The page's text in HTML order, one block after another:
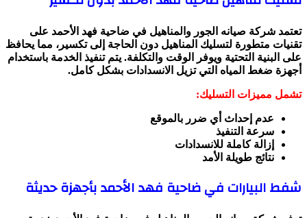
تعتمد شركة صيانه الجور والمناهيل في ضاحية فهد الأحمد على
تقنيات متطورة لتسليك المناهيل دون الحاجة إلى تكسير، مما يحافظ
على البنية التحتية ويوفر الوقت والتكلفة. يتم تنفيذ الخدمة باستخدام
أجهزة ضغط المياه التي تزيل الانسدادات بشكل كامل.
تشمل مميزات التسليك:
عدم إحداث أي ضرر بالموقع
سرعة التنفيذ
إزالة كاملة للانسدادات
نتائج طويلة الأمد
شفط البيارات في ضاحية فهد الأحمد بأجهزة حديثة